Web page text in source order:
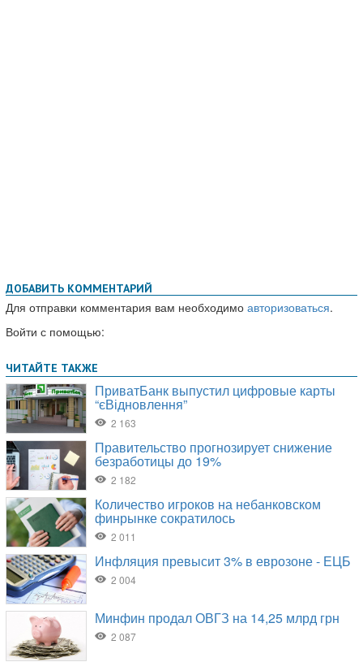
ДОБАВИТЬ КОММЕНТАРИЙ
Для отправки комментария вам необходимо авторизоваться.
Войти с помощью: